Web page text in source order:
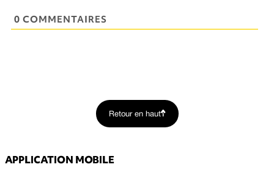
0 COMMENTAIRES
Retour en haut
APPLICATION MOBILE